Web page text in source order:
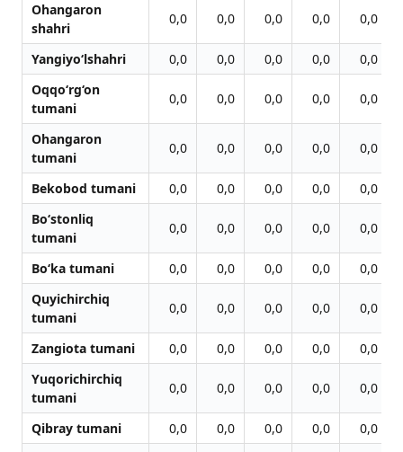
Ohangaron
shahri
0,0 0,0 0,0 0,0 0,0
Yangiyo‘lshahri 0,0 0,0 0,0 0,0
0,0
Oqqo‘rg‘on
tumani
0,0 0,0 0,0 0,0 0,0
Ohangaron
tumani
0,0 0,0 0,0 0,0 0,0
Bekobod tumani 0,0 0,0 0,0 0,0
0,0
Bo‘stonliq
tumani
0,0 0,0 0,0 0,0 0,0
Bo‘ka tumani 0,0 0,0 0,0 0,0
0,0
Quyichirchiq
tumani
0,0 0,0 0,0 0,0 0,0
Zangiota tumani 0,0 0,0 0,0 0,0
0,0
Yuqorichirchiq
tumani
0,0 0,0 0,0 0,0 0,0
Qibray tumani 0,0 0,0 0,0 0,0
0,0